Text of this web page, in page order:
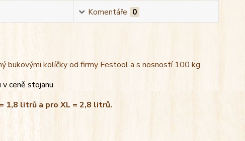
Komentáře 0
bukovými kolíčky od firmy Festool a s nosností 100 kg.
ceně stojanu
1,8 litrů a pro XL = 2,8 litrů.